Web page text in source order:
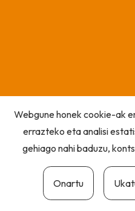
Webgune honek cookie-ak
errazteko eta analisi
gehiago nahi baduzu,
Onartu